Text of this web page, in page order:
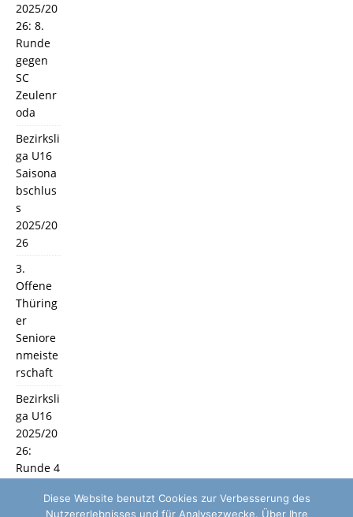
2025/20
26: 8.
Runde
gegen
SC
Zeulenr
oda
Bezirksli
ga U16
Saisona
bschlus
s
2025/20
26
3.
Offene
Thüring
er
Seniore
nmeiste
rschaft
Bezirksli
ga U16
2025/20
26:
Runde 4
Diese Website benutzt Cookies zur Verbesserung des
Nutzererlebnisses und für Analysezwecke. Über Ihre